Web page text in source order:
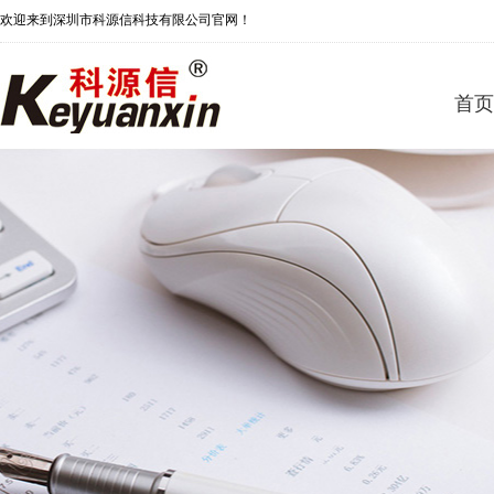
欢迎来到深圳市科源信科技有限公司官网！
首页